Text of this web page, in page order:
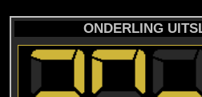
ONDERLING